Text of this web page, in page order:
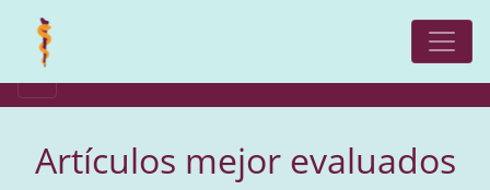
Artículos mejor evaluados